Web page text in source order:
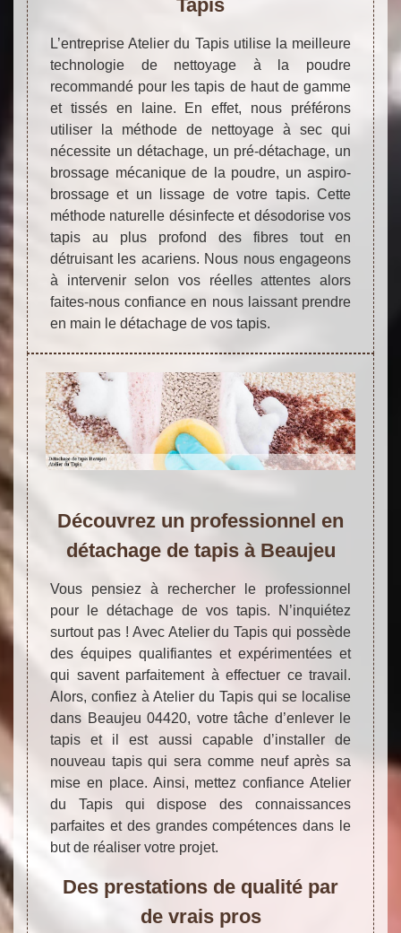
Tapis
L’entreprise Atelier du Tapis utilise la meilleure
technologie de nettoyage à la poudre
recommandé pour les tapis de haut de gamme
et tissés en laine. En effet, nous préférons
utiliser la méthode de nettoyage à sec qui
nécessite un détachage, un pré-détachage, un
brossage mécanique de la poudre, un aspiro-
brossage et un lissage de votre tapis. Cette
méthode naturelle désinfecte et désodorise vos
tapis au plus profond des fibres tout en
détruisant les acariens. Nous nous engageons
à intervenir selon vos réelles attentes alors
faites-nous confiance en nous laissant prendre
en main le détachage de vos tapis.
Découvrez un professionnel en
détachage de tapis à Beaujeu
Vous pensiez à rechercher le professionnel
pour le détachage de vos tapis. N’inquiétez
surtout pas ! Avec Atelier du Tapis qui possède
des équipes qualifiantes et expérimentées et
qui savent parfaitement à effectuer ce travail.
Alors, confiez à Atelier du Tapis qui se localise
dans Beaujeu 04420, votre tâche d’enlever le
tapis et il est aussi capable d’installer de
nouveau tapis qui sera comme neuf après sa
mise en place. Ainsi, mettez confiance Atelier
du Tapis qui dispose des connaissances
parfaites et des grandes compétences dans le
but de réaliser votre projet.
Des prestations de qualité par
de vrais pros